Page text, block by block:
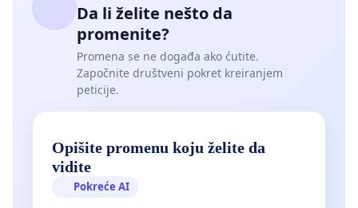
Da li želite nešto da
promenite?
Promena se ne događa ako ćutite.
Započnite društveni pokret kreiranjem
peticije.
Opišite promenu koju želite da
vidite
Pokreće AI